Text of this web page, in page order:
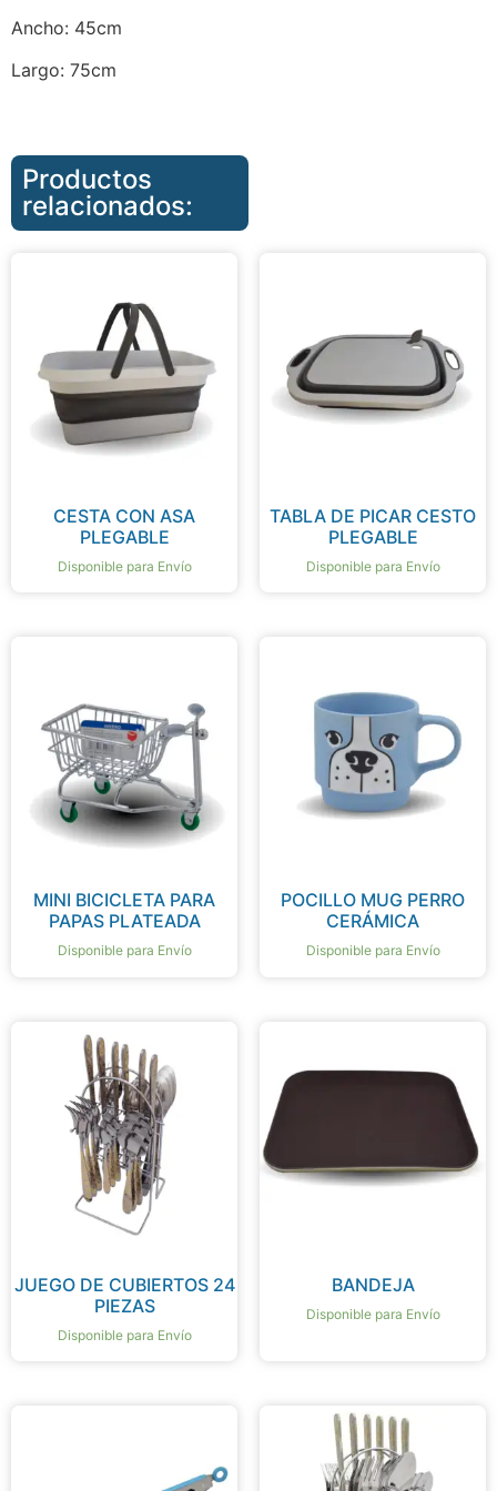
Ancho: 45cm
Largo: 75cm
Productos
relacionados:
CESTA CON ASA
PLEGABLE
Disponible para Envío
TABLA DE PICAR CESTO
PLEGABLE
Disponible para Envío
MINI BICICLETA PARA
PAPAS PLATEADA
Disponible para Envío
POCILLO MUG PERRO
CERÁMICA
Disponible para Envío
JUEGO DE CUBIERTOS 24
PIEZAS
Disponible para Envío
BANDEJA
Disponible para Envío